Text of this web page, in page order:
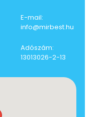
E-mail:
info@mirbest.hu
Adószám:
13013026-2-13